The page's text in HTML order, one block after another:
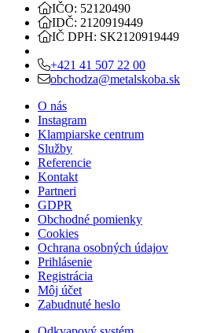
IČO: 52120490
IDČ: 2120919449
IČ DPH: SK2120919449
+421 41 507 22 00
obchodza@metalskoba.sk
O nás
Instagram
Klampiarske centrum
Služby
Referencie
Kontakt
Partneri
GDPR
Obchodné pomienky
Cookies
Ochrana osobných údajov
Prihlásenie
Registrácia
Môj účet
Zabudnuté heslo